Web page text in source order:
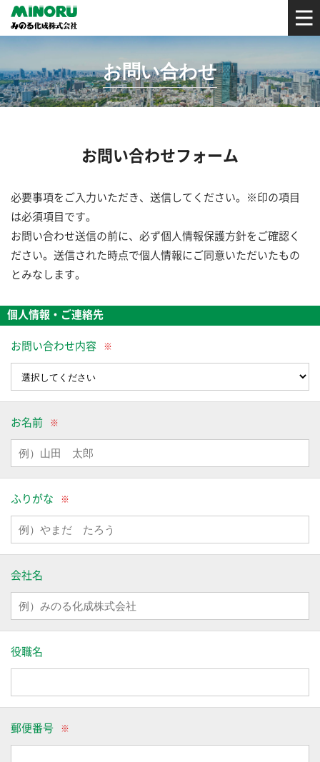
お問い合わせ
お問い合わせフォーム
必要事項をご入力いただき、送信してください。※印の項目
は必須項目です。
お問い合わせ送信の前に、必ず個人情報保護方針をご確認く
ださい。送信された時点で個人情報にご同意いただいたもの
とみなします。
個人情報・ご連絡先
お問い合わせ内容
お名前
ふりがな
会社名
役職名
郵便番号